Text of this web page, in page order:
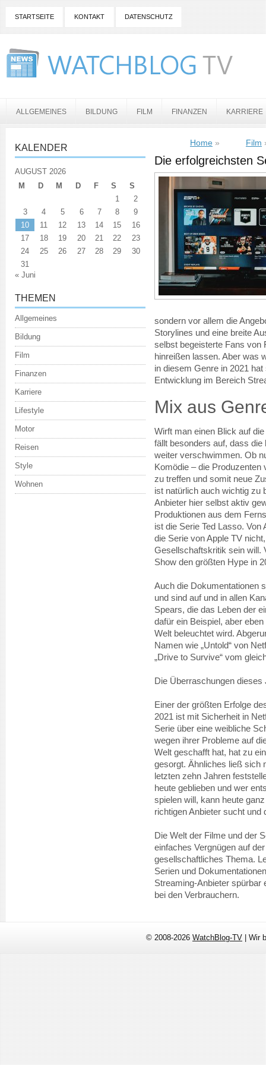
STARTSEITE KONTAKT DATENSCHUTZ
ALLGEMEINES BILDUNG FILM FINANZEN KARRIERE
Home » Film
Die erfolgreichsten
sondern vor allem die
Storylines und eine breite
selbst begeisterte Fans von
hinreißen lassen. Aber was
in diesem Genre in 2021
Entwicklung im Bereich
Mix aus
Wirft man einen Blick auf
fällt besonders auf, dass
weiter verschwimmen. Ob
Komödie – die
zu treffen und somit neue
ist natürlich auch wichtig zu
Anbieter hier selbst aktiv
Produktionen aus dem
ist die Serie Ted Lasso.
die Serie von Apple TV
Gesellschaftskritik sein will.
Show den größten Hype in
Auch die Dokumentationen
und sind auf und in allen
Spears, die das Leben der
dafür ein Beispiel, aber
Welt beleuchtet wird.
Namen wie „Untold“ von
„Drive to Survive“ vom
Die Überraschungen dieses
Einer der größten Erfolge
2021 ist mit Sicherheit in
Serie über eine weibliche
wegen ihrer Probleme auf
Welt geschafft hat, hat zu
gesorgt. Ähnliches ließ sich
letzten zehn Jahren
heute geblieben und wer
spielen will, kann heute
richtigen Anbieter sucht und
Die Welt der Filme und der
einfaches Vergnügen auf
gesellschaftliches Thema.
Serien und
Streaming-Anbieter spürbar
bei den Verbrauchern.
KALENDER
AUGUST 2026
M
D M D F S
S
1
2
3
4 5 6 7 8
9
10
11 12 13 14 15
16
17
18 19 20 21 22
23
24
25 26 27 28 29
30
31
« Juni
THEMEN
Allgemeines
Bildung
Film
Finanzen
Karriere
Lifestyle
Motor
Reisen
Style
Wohnen
© 2008-2026 WatchBlog-TV | Wir